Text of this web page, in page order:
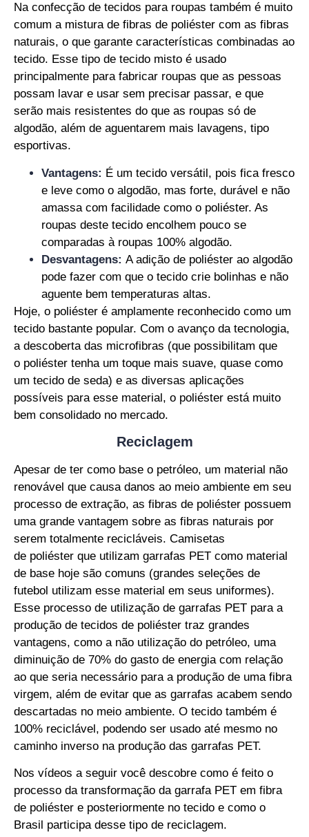
Na confecção de tecidos para roupas também é muito
comum a mistura de fibras de poliéster com as fibras
naturais, o que garante características combinadas ao
tecido. Esse tipo de tecido misto é usado
principalmente para fabricar roupas que as pessoas
possam lavar e usar sem precisar passar, e que
serão mais resistentes do que as roupas só de
algodão, além de aguentarem mais lavagens, tipo
esportivas.
Vantagens: É um tecido versátil, pois fica fresco
e leve como o algodão, mas forte, durável e não
amassa com facilidade como o poliéster. As
roupas deste tecido encolhem pouco se
comparadas à roupas 100% algodão.
Desvantagens: A adição de poliéster ao algodão
pode fazer com que o tecido crie bolinhas e não
aguente bem temperaturas altas.
Hoje, o poliéster é amplamente reconhecido como um
tecido bastante popular. Com o avanço da tecnologia,
a descoberta das microfibras (que possibilitam que
o poliéster tenha um toque mais suave, quase como
um tecido de seda) e as diversas aplicações
possíveis para esse material, o poliéster está muito
bem consolidado no mercado.
Reciclagem
Apesar de ter como base o petróleo, um material não
renovável que causa danos ao meio ambiente em seu
processo de extração, as fibras de poliéster possuem
uma grande vantagem sobre as fibras naturais por
serem totalmente recicláveis. Camisetas
de poliéster que utilizam garrafas PET como material
de base hoje são comuns (grandes seleções de
futebol utilizam esse material em seus uniformes).
Esse processo de utilização de garrafas PET para a
produção de tecidos de poliéster traz grandes
vantagens, como a não utilização do petróleo, uma
diminuição de 70% do gasto de energia com relação
ao que seria necessário para a produção de uma fibra
virgem, além de evitar que as garrafas acabem sendo
descartadas no meio ambiente. O tecido também é
100% reciclável, podendo ser usado até mesmo no
caminho inverso na produção das garrafas PET.
Nos vídeos a seguir você descobre como é feito o
processo da transformação da garrafa PET em fibra
de poliéster e posteriormente no tecido e como o
Brasil participa desse tipo de reciclagem.